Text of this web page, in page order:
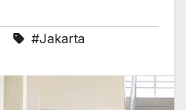
#Jakarta